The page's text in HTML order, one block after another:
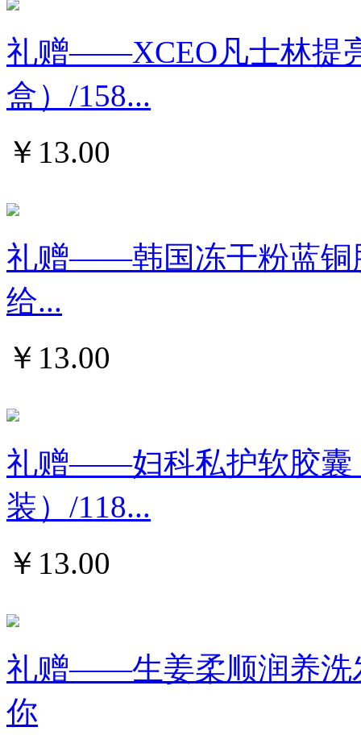
礼赠——XCEO凡士林提
盒）/158...
￥ 13.00
礼赠——韩国冻干粉蓝铜
给...
￥ 13.00
礼赠——妇科私护软胶囊
装）/118...
￥ 13.00
礼赠——生姜柔顺润养洗
你